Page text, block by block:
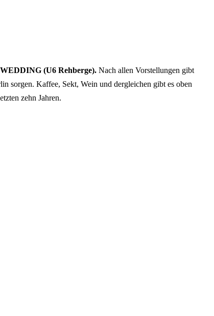
(U6 Rehberge). Nach allen Vorstellungen gibt
sorgen. Kaffee, Sekt, Wein und dergleichen gibt es oben
zehn Jahren.